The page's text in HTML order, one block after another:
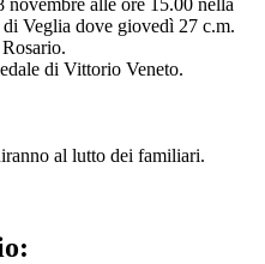
alle ore 15.00 nella
Veglia dove giovedì 27 c.m.
di Vittorio Veneto.
al lutto dei familiari.